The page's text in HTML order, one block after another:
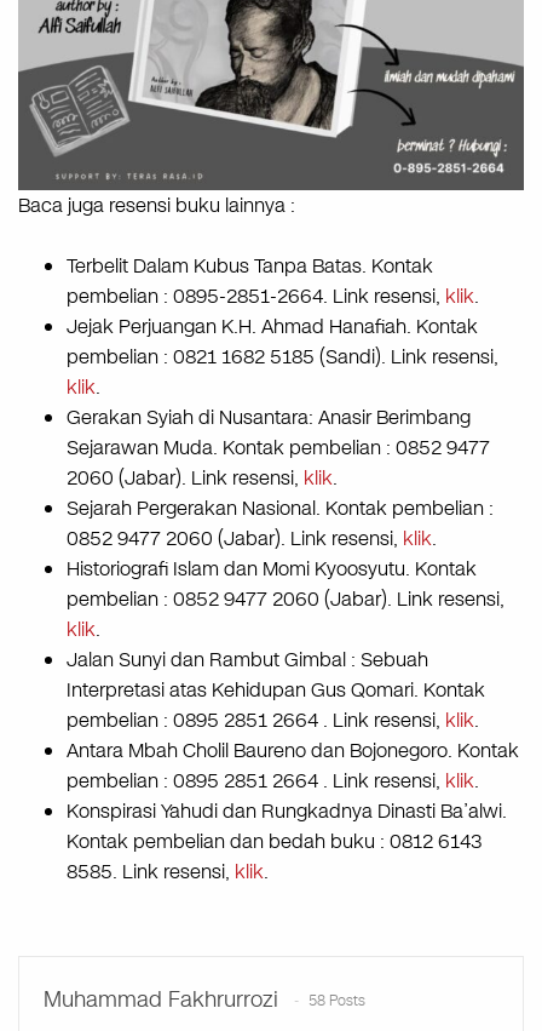
Baca juga resensi buku lainnya :
Terbelit Dalam Kubus Tanpa Batas. Kontak
pembelian : 0895-2851-2664. Link resensi, klik.
Jejak Perjuangan K.H. Ahmad Hanafiah. Kontak
pembelian : 0821 1682 5185 (Sandi). Link resensi,
klik.
Gerakan Syiah di Nusantara: Anasir Berimbang
Sejarawan Muda. Kontak pembelian : 0852 9477
2060 (Jabar). Link resensi, klik.
Sejarah Pergerakan Nasional. Kontak pembelian :
0852 9477 2060 (Jabar). Link resensi, klik.
Historiografi Islam dan Momi Kyoosyutu. Kontak
pembelian : 0852 9477 2060 (Jabar). Link resensi,
klik.
Jalan Sunyi dan Rambut Gimbal : Sebuah
Interpretasi atas Kehidupan Gus Qomari. Kontak
pembelian : 0895 2851 2664 . Link resensi, klik.
Antara Mbah Cholil Baureno dan Bojonegoro. Kontak
pembelian : 0895 2851 2664 . Link resensi, klik.
Konspirasi Yahudi dan Rungkadnya Dinasti Ba’alwi.
Kontak pembelian dan bedah buku : 0812 6143
8585. Link resensi, klik.
Muhammad Fakhrurrozi 58 Posts